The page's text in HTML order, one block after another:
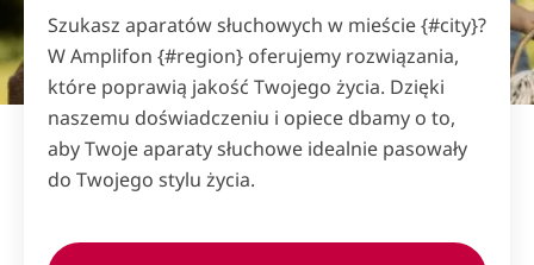
Szukasz aparatów słuchowych w mieście {#city}?
W Amplifon {#region} oferujemy rozwiązania,
które poprawią jakość Twojego życia. Dzięki
naszemu doświadczeniu i opiece dbamy o to,
aby Twoje aparaty słuchowe idealnie pasowały
do Twojego stylu życia.